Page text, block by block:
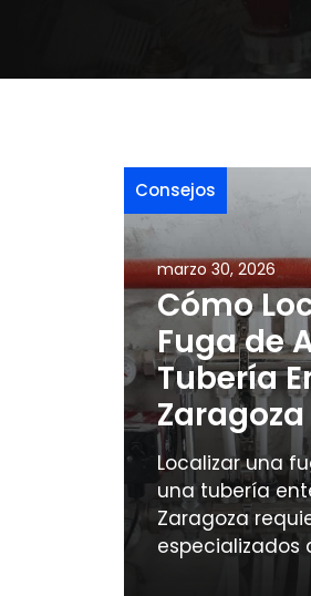
Consejos
marzo 30, 2026
Cómo
Fuga de
Tubería
Zaragoza
Localizar una
una tubería
Zaragoza
especializados